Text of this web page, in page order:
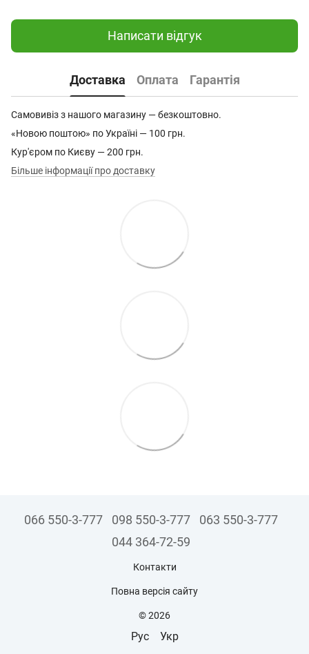
Написати відгук
Доставка Оплата Гарантія
Самовивіз з нашого магазину — безкоштовно.
«Новою поштою» по Україні — 100 грн.
Кур'єром по Києву — 200 грн.
Більше інформації про доставку
066 550-3-777 098 550-3-777
063 550-3-777
044 364-72-59
Контакти
Повна версія сайту
© 2026
Рус Укр